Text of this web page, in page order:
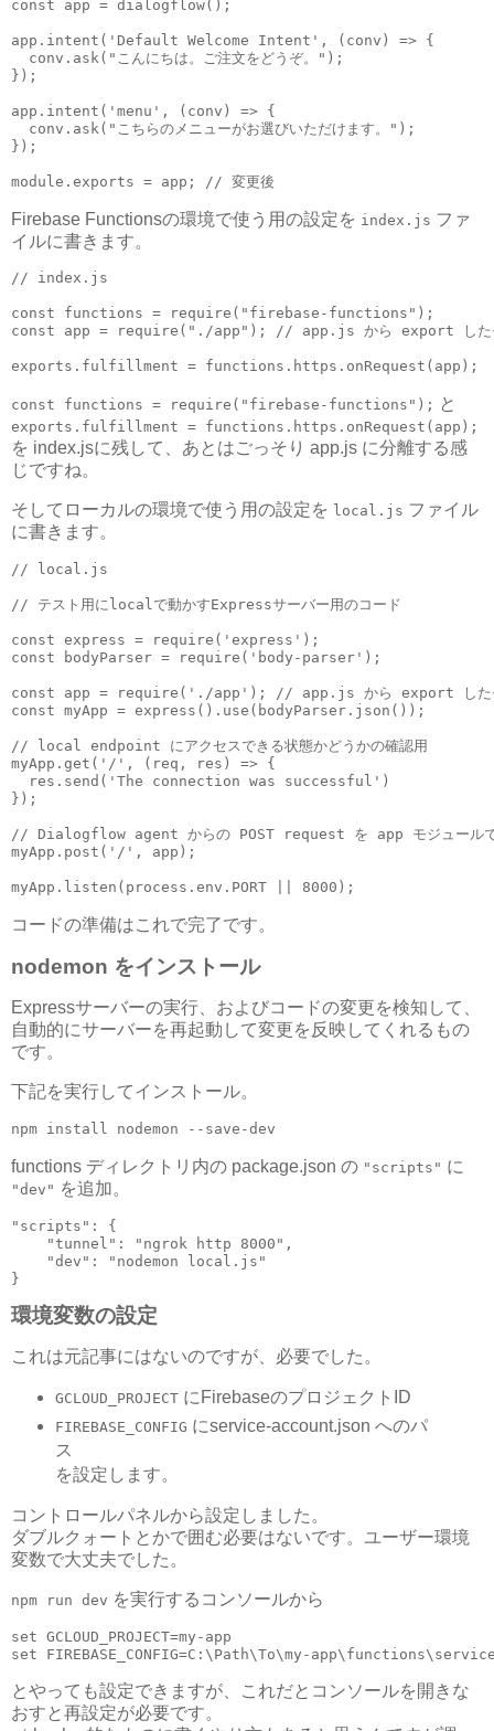
const app = dialogflow();
app.intent('Default Welcome Intent', (conv) => {
  conv.ask("こんにちは。ご注文をどうぞ。");
});
app.intent('menu', (conv) => {
  conv.ask("こちらのメニューがお選びいただけます。");
});
module.exports = app; // 変更後
Firebase Functionsの環境で使う用の設定を index.js ファ
イルに書きます。
// index.js
const functions = require("firebase-functions");
const app = require("./app"); // app.js から export したモ
exports.fulfillment = functions.https.onRequest(app);
const functions = require("firebase-functions"); と
exports.fulfillment = functions.https.onRequest(app);
を index.jsに残して、あとはごっそり app.js に分離する感
じですね。
そしてローカルの環境で使う用の設定を local.js ファイル
に書きます。
// local.js
// テスト用にlocalで動かすExpressサーバー用のコード
const express = require('express');
const bodyParser = require('body-parser');
const app = require('./app'); // app.js から export したモ
const myApp = express().use(bodyParser.json());
// local endpoint にアクセスできる状態かどうかの確認用
myApp.get('/', (req, res) => {
  res.send('The connection was successful')
});
// Dialogflow agent からの POST request を app モジュール
myApp.post('/', app);
myApp.listen(process.env.PORT || 8000);
コードの準備はこれで完了です。
nodemon をインストール
Expressサーバーの実行、およびコードの変更を検知して、
自動的にサーバーを再起動して変更を反映してくれるもの
です。
下記を実行してインストール。
npm install nodemon --save-dev
functions ディレクトリ内の package.json の "scripts" に
"dev" を追加。
"scripts": {
    "tunnel": "ngrok http 8000",
    "dev": "nodemon local.js"
}
環境変数の設定
これは元記事にはないのですが、必要でした。
GCLOUD_PROJECTにFirebaseのプロジェクトID
FIREBASE_CONFIG にservice-account.json へのパ
ス
を設定します。
コントロールパネルから設定しました。
ダブルクォートとかで囲む必要はないです。ユーザー環境
変数で大丈夫でした。
npm run dev を実行するコンソールから
set GCLOUD_PROJECT=my-app
set FIREBASE_CONFIG=C:\Path\To\my-
とやっても設定できますが、これだとコンソールを開きな
おすと再設定が必要です。